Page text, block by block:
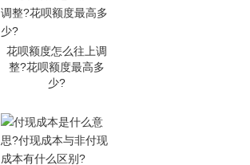
花呗额度怎么往上调
整?花呗额度最高多
少?